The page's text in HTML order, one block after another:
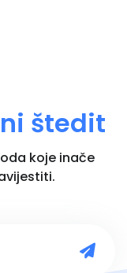
štedit
koje inače